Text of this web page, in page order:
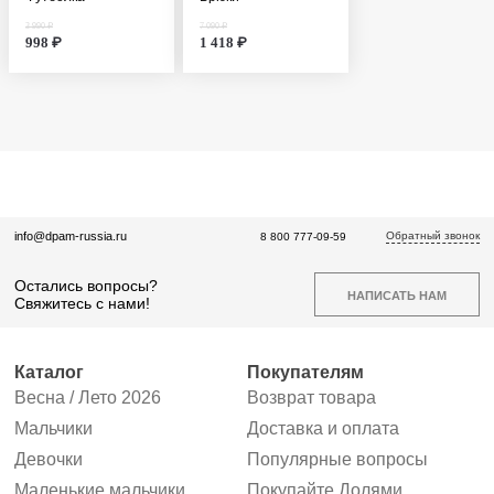
3 990 ₽
998 ₽
7 090 ₽
1 418 ₽
info@dpam-russia.ru
Остались вопросы?
Свяжитесь с нами!
НАПИСАТЬ НАМ
8 800 777-09-59 Обратный звонок
Каталог
Весна / Лето 2026
Мальчики
Девочки
Покупателям
Возврат товара
Доставка и оплата
Популярные вопросы